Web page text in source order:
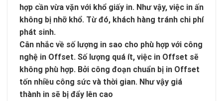
hợp cần vừa vặn với khổ giấy in. Như vậy, việc in ấn
không bị nhỡ khổ. Từ đó, khách hàng tránh chi phí
phát sinh.
Cân nhắc về số lượng in sao cho phù hợp với công
nghệ in Offset. Số lượng quá ít, việc in Offset sẽ
không phù hợp. Bởi công đoạn chuẩn bị in Offset
tốn nhiều công sức và thời gian. Như vậy giá
thành in sẽ bị đẩy lên cao